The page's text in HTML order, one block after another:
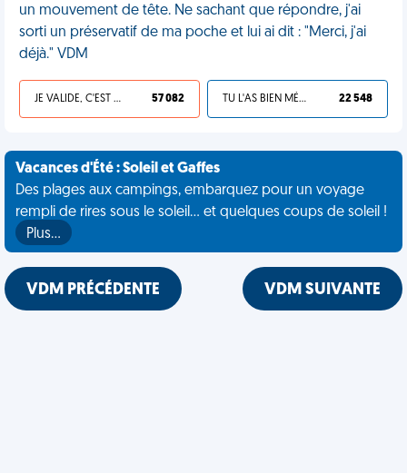
un mouvement de tête. Ne sachant que répondre, j'ai
sorti un préservatif de ma poche et lui ai dit : "Merci, j'ai
déjà." VDM
JE VALIDE, C'EST UNE VDM 57 082 TU L'AS BIEN MÉRITÉ 22 548
Vacances d'Été : Soleil et Gaffes
Des plages aux campings, embarquez pour un voyage
rempli de rires sous le soleil... et quelques coups de soleil !
Plus…
VDM PRÉCÉDENTE VDM SUIVANTE